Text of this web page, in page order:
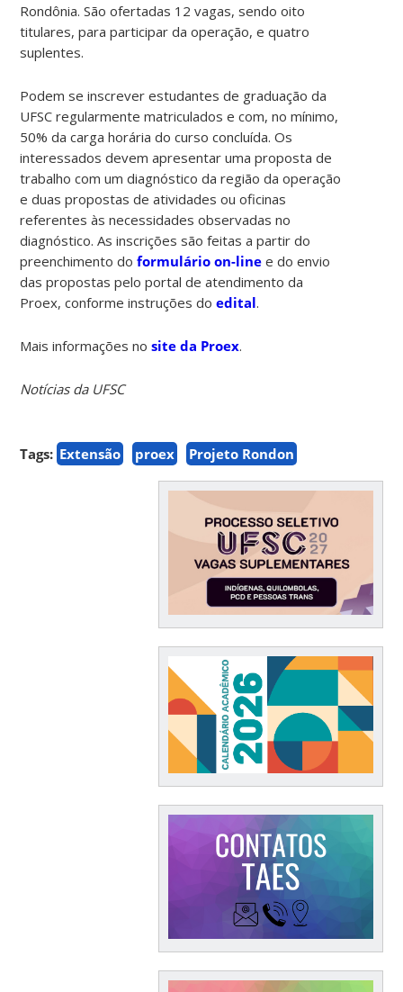
Rondônia. São ofertadas 12 vagas, sendo oito
titulares, para participar da operação, e quatro
suplentes.
Podem se inscrever estudantes de graduação da
UFSC regularmente matriculados e com, no mínimo,
50% da carga horária do curso concluída. Os
interessados devem apresentar uma proposta de
trabalho com um diagnóstico da região da operação
e duas propostas de atividades ou oficinas
referentes às necessidades observadas no
diagnóstico. As inscrições são feitas a partir do
preenchimento doformulário on-line e do envio
das propostas pelo portal de atendimento da
Proex, conforme instruções doedital.
Mais informações nosite da Proex.
Notícias da UFSC
Tags: Extensão proex Projeto Rondon